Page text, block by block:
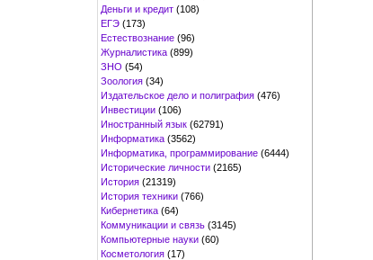
Деньги и кредит (108)
ЕГЭ (173)
Естествознание (96)
Журналистика (899)
ЗНО (54)
Зоология (34)
Издательское дело и полиграфия (476)
Инвестиции (106)
Иностранный язык (62791)
Информатика (3562)
Информатика, программирование (6444)
Исторические личности (2165)
История (21319)
История техники (766)
Кибернетика (64)
Коммуникации и связь (3145)
Компьютерные науки (60)
Косметология (17)